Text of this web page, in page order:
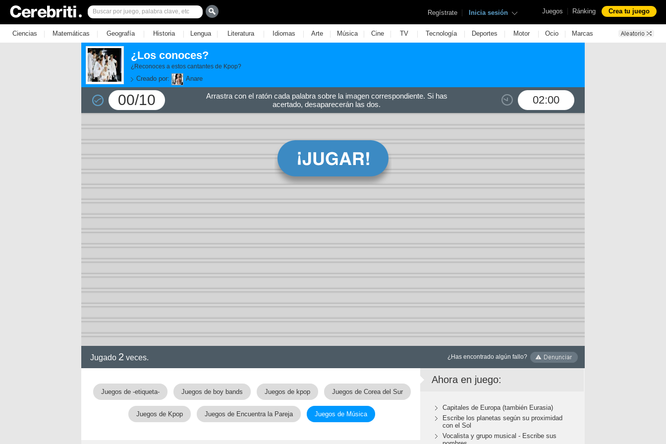
Juegos | Ránking Crea tu juego
Regístrate | Inicia sesión
Ciencias | Matemáticas | Geografía | Historia | Lengua | Literatura | Idiomas | Arte | Música | Cine | TV | Tecnología | Deportes | Motor | Ocio | Marcas
¿Los conoces?
¿Reconoces a estos cantantes de Kpop?
Creado por: Anare
00/10 02:00
Arrastra con el ratón cada palabra sobre la imagen correspondiente. Si has
acertado, desaparecerán las dos.
Jugado 2 veces. ¿Has encontrado algún fallo?
Juegos de -etiqueta- Juegos de boy bands Juegos de kpop Juegos de Corea del Sur
Juegos de Kpop Juegos de Encuentra la Pareja Juegos de Música
Ahora en juego:
Capitales de Europa (también Eurasia)
Escribe los planetas según su proximidad
con el Sol
Vocalista y grupo musical - Escribe sus